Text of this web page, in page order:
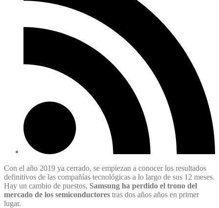
Con el año 2019 ya cerrado, se empiezan a conocer los resultados
definitivos de las compañías tecnológicas a lo largo de sus 12 meses.
Hay un cambio de puestos, Samsung ha perdido el trono del
mercado de los semiconductores tras dos años años en primer
lugar.